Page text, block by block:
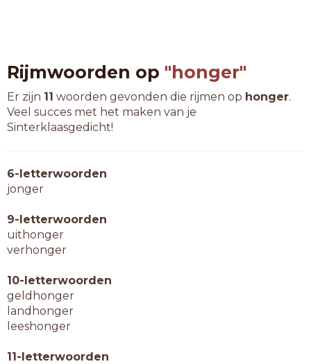
Rijmwoorden op "honger"
Er zijn 11 woorden gevonden die rijmen op honger.
Veel succes met het maken van je
Sinterklaasgedicht!
6-letterwoorden
jonger
9-letterwoorden
uithonger
verhonger
10-letterwoorden
geldhonger
landhonger
leeshonger
11-letterwoorden